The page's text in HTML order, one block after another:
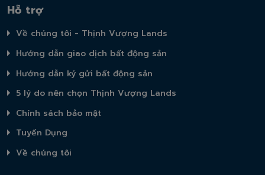
Hỗ trợ
Về chúng tôi - Thịnh Vượng Lands
Hướng dẫn giao dịch bất động sản
Hướng dẫn ký gửi bất động sản
5 lý do nên chọn Thịnh Vượng Lands
Chính sách bảo mật
Tuyển Dụng
Về chúng tôi